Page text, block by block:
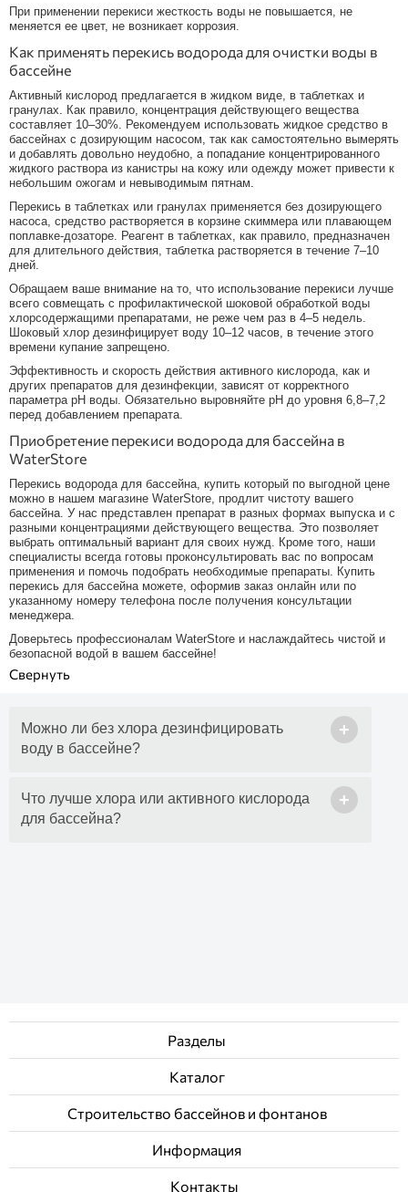
При применении перекиси жесткость воды не повышается, не
меняется ее цвет, не возникает коррозия.
Как применять перекись водорода для очистки воды в
бассейне
Активный кислород предлагается в жидком виде, в таблетках и
гранулах. Как правило, концентрация действующего вещества
составляет 10–30%. Рекомендуем использовать жидкое средство в
бассейнах с дозирующим насосом, так как самостоятельно вымерять
и добавлять довольно неудобно, а попадание концентрированного
жидкого раствора из канистры на кожу или одежду может привести к
небольшим ожогам и невыводимым пятнам.
Перекись в таблетках или гранулах применяется без дозирующего
насоса, средство растворяется в корзине скиммера или плавающем
поплавке-дозаторе. Реагент в таблетках, как правило, предназначен
для длительного действия, таблетка растворяется в течение 7–10
дней.
Обращаем ваше внимание на то, что использование перекиси лучше
всего совмещать с профилактической шоковой обработкой воды
хлорсодержащими препаратами, не реже чем раз в 4–5 недель.
Шоковый хлор дезинфицирует воду 10–12 часов, в течение этого
времени купание запрещено.
Эффективность и скорость действия активного кислорода, как и
других препаратов для дезинфекции, зависят от корректного
параметра pH воды. Обязательно выровняйте pH до уровня 6,8–7,2
перед добавлением препарата.
Приобретение перекиси водорода для бассейна в
WaterStore
Перекись водорода для бассейна, купить который по выгодной цене
можно в нашем магазине WaterStore, продлит чистоту вашего
бассейна. У нас представлен препарат в разных формах выпуска и с
разными концентрациями действующего вещества. Это позволяет
выбрать оптимальный вариант для своих нужд. Кроме того, наши
специалисты всегда готовы проконсультировать вас по вопросам
применения и помочь подобрать необходимые препараты. Купить
перекись для бассейна можете, оформив заказ онлайн или по
указанному номеру телефона после получения консультации
менеджера.
Доверьтесь профессионалам WaterStore и наслаждайтесь чистой и
безопасной водой в вашем бассейне!
+
Можно ли без хлора дезинфицировать
воду в бассейне?
+
Что лучше хлора или активного кислорода
для бассейна?
Разделы
Каталог
Строительство бассейнов и фонтанов
Информация
Контакты